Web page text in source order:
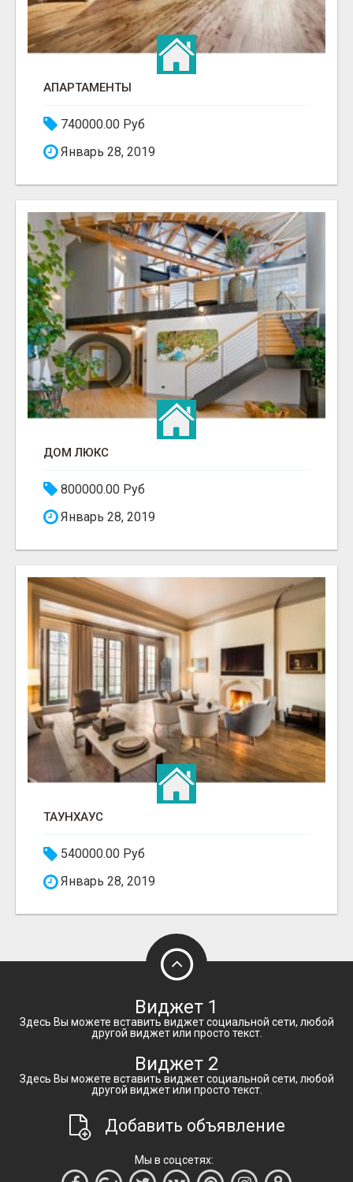
АПАРТАМЕНТЫ
740000.00 Руб
Январь 28, 2019
ДОМ ЛЮКС
800000.00 Руб
Январь 28, 2019
ТАУНХАУС
540000.00 Руб
Январь 28, 2019
Виджет 1
Здесь Вы можете вставить виджет социальной сети, любой
другой виджет или просто текст.
Виджет 2
Здесь Вы можете вставить виджет социальной сети, любой
другой виджет или просто текст.
Добавить объявление
Мы в соцсетях: